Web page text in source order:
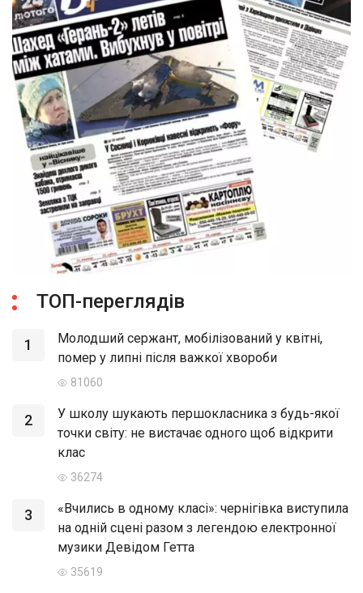
ТОП-переглядів
1
Молодший сержант, мобілізований у квітні,
помер у липні після важкої хвороби
81060
2
У школу шукають першокласника з будь-якої
точки світу: не вистачає одного щоб відкрити
клас
36274
3
«Вчились в одному класі»: чернігівка виступила
на одній сцені разом з легендою електронної
музики Девідом Гетта
35619